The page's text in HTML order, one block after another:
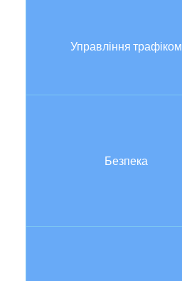
Управління трафіком
Безпека